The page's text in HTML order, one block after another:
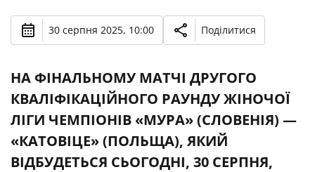
30 серпня 2025, 10:00 Поділитися
НА ФІНАЛЬНОМУ МАТЧІ ДРУГОГО
КВАЛІФІКАЦІЙНОГО РАУНДУ ЖІНОЧОЇ
ЛІГИ ЧЕМПІОНІВ «МУРА» (СЛОВЕНІЯ) —
«КАТОВІЦЕ» (ПОЛЬЩА), ЯКИЙ
ВІДБУДЕТЬСЯ СЬОГОДНІ, 30 СЕРПНЯ,